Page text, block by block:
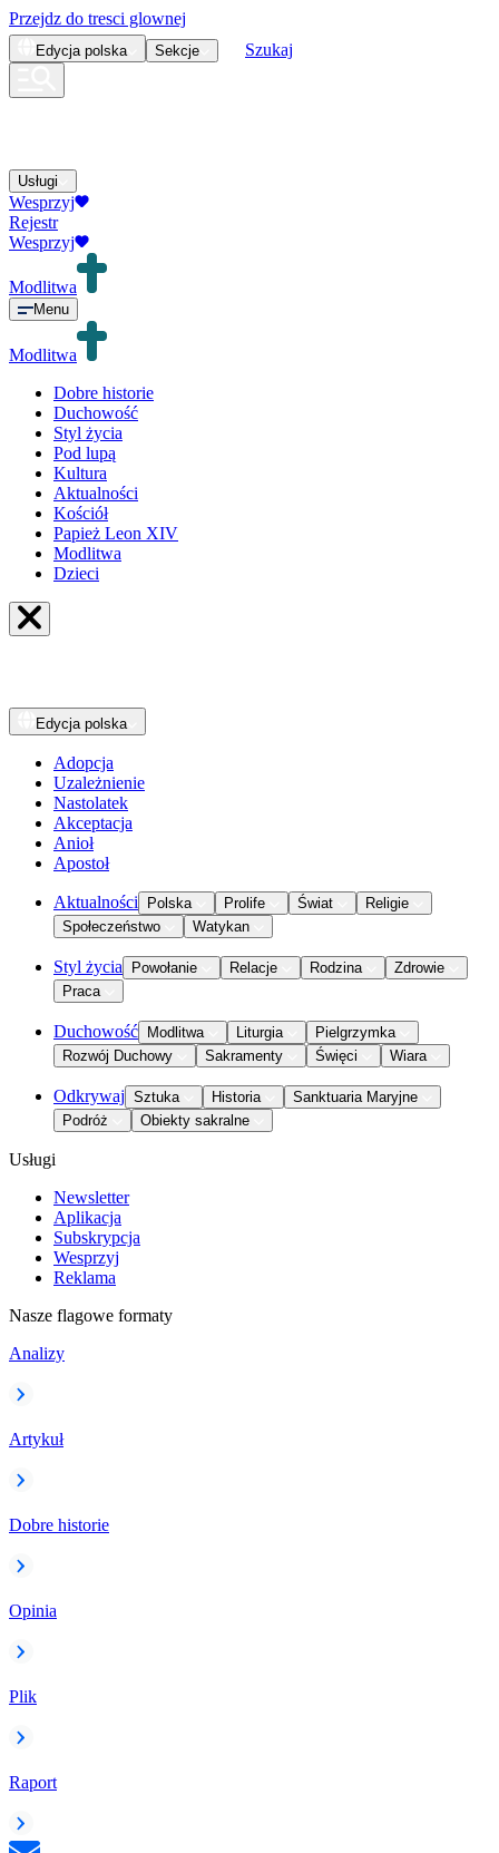
Przejdz do tresci glownej
Edycja polska Sekcje Szukaj
Usługi
Wesprzyj
Rejestr
Wesprzyj
Modlitwa
Menu
Modlitwa
Dobre historie
Duchowość
Styl życia
Pod lupą
Kultura
Aktualności
Kościół
Papież Leon XIV
Modlitwa
Dzieci
Edycja polska
Adopcja
Uzależnienie
Nastolatek
Akceptacja
Anioł
Apostoł
Aktualności Polska Prolife Świat
Religie
Społeczeństwo
Watykan
Styl życia Powołanie Relacje Rodzina
Zdrowie
Praca
Duchowość Modlitwa Liturgia
Pielgrzymka
Rozwój Duchowy
Sakramenty Święci Wiara
Odkrywaj Sztuka Historia
Sanktuaria Maryjne
Podróż
Obiekty sakralne
Usługi
Newsletter
Aplikacja
Subskrypcja
Wesprzyj
Reklama
Nasze flagowe formaty
Analizy
Artykuł
Dobre historie
Opinia
Plik
Raport